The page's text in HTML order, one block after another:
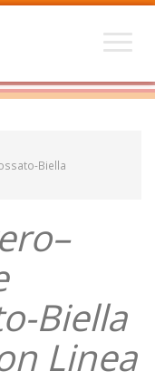
Biella
Biella
Linea